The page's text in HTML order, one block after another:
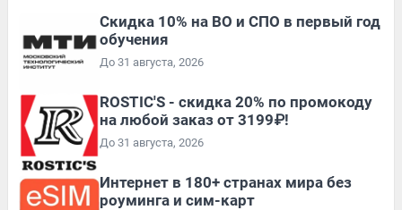
Скидка 10% на ВО и СПО в первый год
обучения
До 31 августа, 2026
ROSTIC'S - скидка 20% по промокоду
на любой заказ от 3199₽!
До 31 августа, 2026
Интернет в 180+ странах мира без
роуминга и сим-карт